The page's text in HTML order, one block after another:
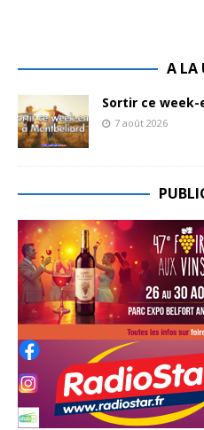
A LA
Sortir ce
7 août 2026